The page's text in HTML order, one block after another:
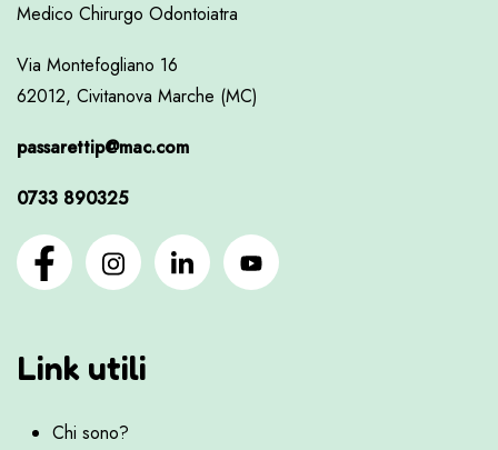
Medico Chirurgo Odontoiatra
Via Montefogliano 16
62012, Civitanova Marche (MC)
passarettip@mac.com
0733 890325
Link utili
Chi sono?